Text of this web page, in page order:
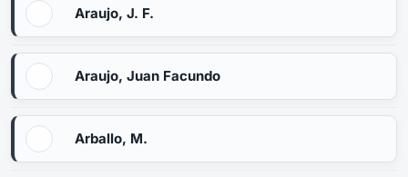
Araujo, J. F.
Araujo, Juan Facundo
Arballo, M.